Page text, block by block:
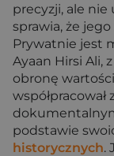
precyzji, ale nie
sprawia, że
Prywatnie jest
Ayaan Hirsi Ali,
obronę
podstawie
historycznych.